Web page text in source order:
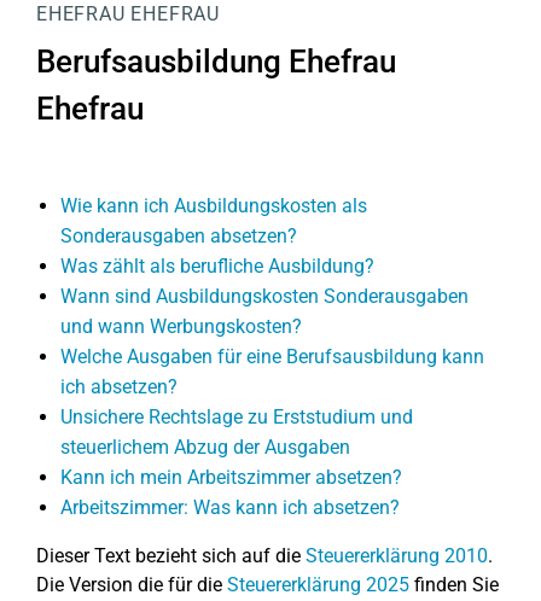
EHEFRAU EHEFRAU
Berufsausbildung Ehefrau
Ehefrau
Wie kann ich Ausbildungskosten als
Sonderausgaben absetzen?
Was zählt als berufliche Ausbildung?
Wann sind Ausbildungskosten Sonderausgaben
und wann Werbungskosten?
Welche Ausgaben für eine Berufsausbildung kann
ich absetzen?
Unsichere Rechtslage zu Erststudium und
steuerlichem Abzug der Ausgaben
Kann ich mein Arbeitszimmer absetzen?
Arbeitszimmer: Was kann ich absetzen?
Dieser Text bezieht sich auf die Steuererklärung 2010.
Die Version die für die Steuererklärung 2025 finden Sie